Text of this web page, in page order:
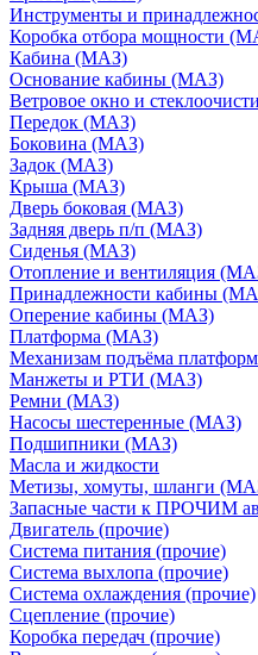
Инструменты и
Коробка отбора мощности
Кабина (МАЗ)
Основание кабины (МАЗ)
Ветровое окно и
Передок (МАЗ)
Боковина (МАЗ)
Задок (МАЗ)
Крыша (МАЗ)
Дверь боковая (МАЗ)
Задняя дверь п/п (МАЗ)
Сиденья (МАЗ)
Отопление и вентиляция
Принадлежности кабины
Оперение кабины (МАЗ)
Платформа (МАЗ)
Механизам подъёма
Манжеты и РТИ (МАЗ)
Ремни (МАЗ)
Насосы шестеренные (МАЗ)
Подшипники (МАЗ)
Масла и жидкости
Метизы, хомуты, шланги
Запасные части к ПРОЧИМ
Двигатель (прочие)
Система питания (прочие)
Система выхлопа (прочие)
Система охлаждения (прочие)
Сцепление (прочие)
Коробка передач (прочие)